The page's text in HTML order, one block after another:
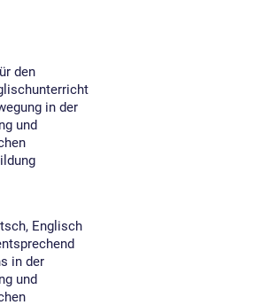
den
in der
und
Englisch
in der
und